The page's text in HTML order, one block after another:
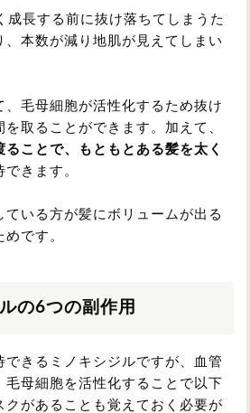
成長する前に抜け落ちてしまうた
、本数が減り地肌が見えてしまい
、毛母細胞が活性化するため抜け
取ることができます。加えて、
ことで、もともとある髪を太く
できます。
ている方が髪にボリュームが出る
です。
の6つの副作用
できるミノキシジルですが、血管
毛母細胞を活性化することで以下
クがあることも覚えておく必要が